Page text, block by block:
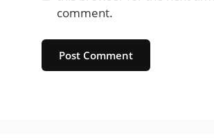
comment.
Website